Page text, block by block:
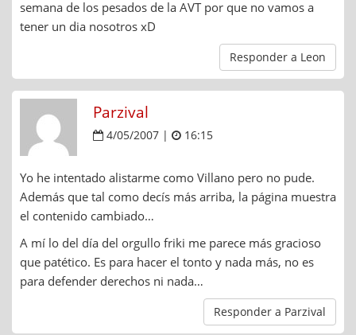
semana de los pesados de la AVT por que no vamos a
tener un dia nosotros xD
Responder a Leon
Parzival
4/05/2007 | 16:15
Yo he intentado alistarme como Villano pero no pude.
Además que tal como decís más arriba, la página muestra
el contenido cambiado…
A mí lo del día del orgullo friki me parece más gracioso
que patético. Es para hacer el tonto y nada más, no es
para defender derechos ni nada…
Responder a Parzival